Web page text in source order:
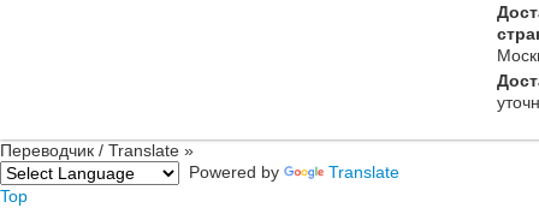
Переводчик / Translate »
Powered by
Translate
Top